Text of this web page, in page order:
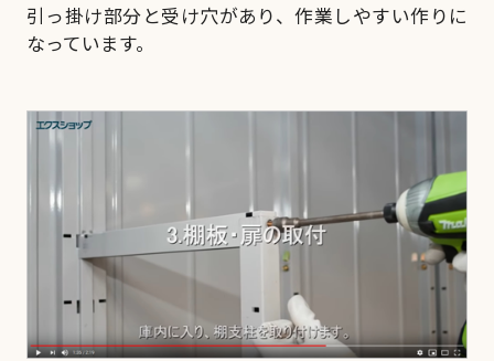
引っ掛け部分と受け穴があり、作業しやすい作りに
なっています。